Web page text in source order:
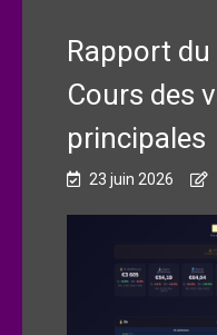
Rapport
Cours des
principales
23 juin 2026